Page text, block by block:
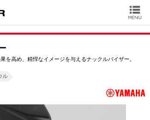
を高め、精悍なイメージを与えるナックルバイザー。
ル